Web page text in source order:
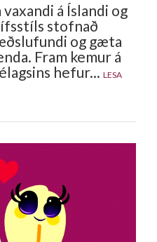
á Íslandi og
stofnað
og gæta
Fram kemur á
hefur... LESA